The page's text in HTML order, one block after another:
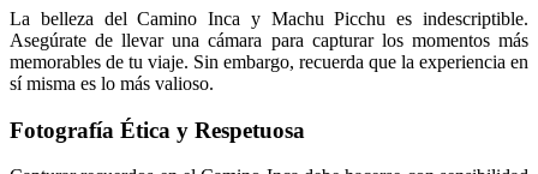
La belleza del Camino Inca y Machu Picchu es indescriptible.
Asegúrate de llevar una cámara para capturar los momentos más
memorables de tu viaje. Sin embargo, recuerda que la experiencia en
sí misma es lo más valioso.
Fotografía Ética y Respetuosa